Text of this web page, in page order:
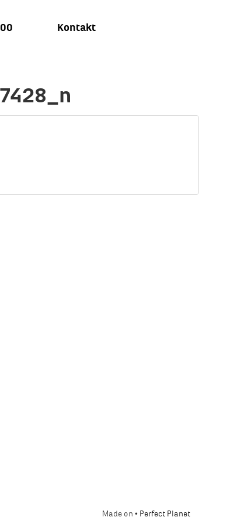
Kontakt
Made on • Perfect Planet